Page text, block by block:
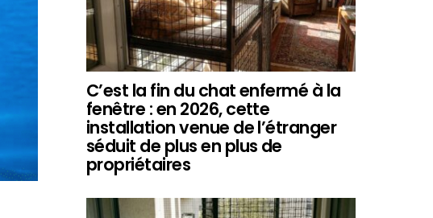
C’est la fin du chat enfermé à la
fenêtre : en 2026, cette
installation venue de l’étranger
séduit de plus en plus de
propriétaires